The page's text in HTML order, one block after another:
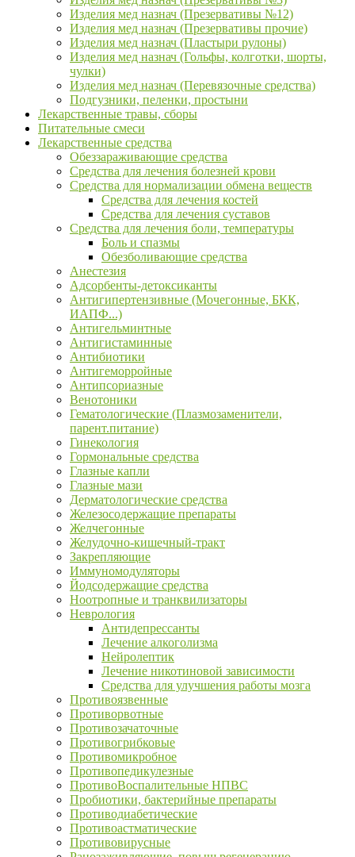
Изделия мед назнач (Презервативы №12)
Изделия мед назнач (Презервативы прочие)
Изделия мед назнач (Пластыри рулоны)
Изделия мед назнач (Гольфы, колготки, шорты,
чулки)
Изделия мед назнач (Перевязочные средства)
Подгузники, пеленки, простыни
Лекарственные травы, сборы
Питательные смеси
Лекарственные средства
Обеззараживающие средства
Средства для лечения болезней крови
Средства для нормализации обмена веществ
Средства для лечения костей
Средства для лечения суставов
Средства для лечения боли, температуры
Боль и спазмы
Обезболивающие средства
Анестезия
Адсорбенты-детоксиканты
Антигипертензивные (Мочегонные, БКК,
ИАПФ...)
Антигельминтные
Антигистаминные
Антибиотики
Антигеморройные
Антипсориазные
Венотоники
Гематологические (Плазмозаменители,
парент.питание)
Гинекология
Гормональные средства
Глазные капли
Глазные мази
Дерматологические средства
Железосодержащие препараты
Желчегонные
Желудочно-кишечный-тракт
Закрепляющие
Иммуномодуляторы
Йодсодержащие средства
Ноотропные и транквилизаторы
Неврология
Антидепрессанты
Лечение алкоголизма
Нейролептик
Лечение никотиновой зависимости
Средства для улучшения работы мозга
Противоязвенные
Противорвотные
Противозачаточные
Противогрибковые
Противомикробное
Противопедикулезные
ПротивоВоспалительные НПВС
Пробиотики, бактерийные препараты
Противодиабетические
Противоастматические
Противовирусные